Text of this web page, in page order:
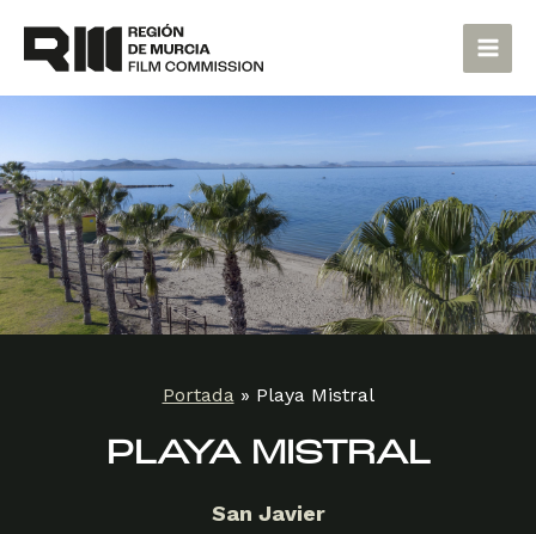
contenido
Main
Portada» Playa Mistral
PLAYA MISTRAL
San Javier